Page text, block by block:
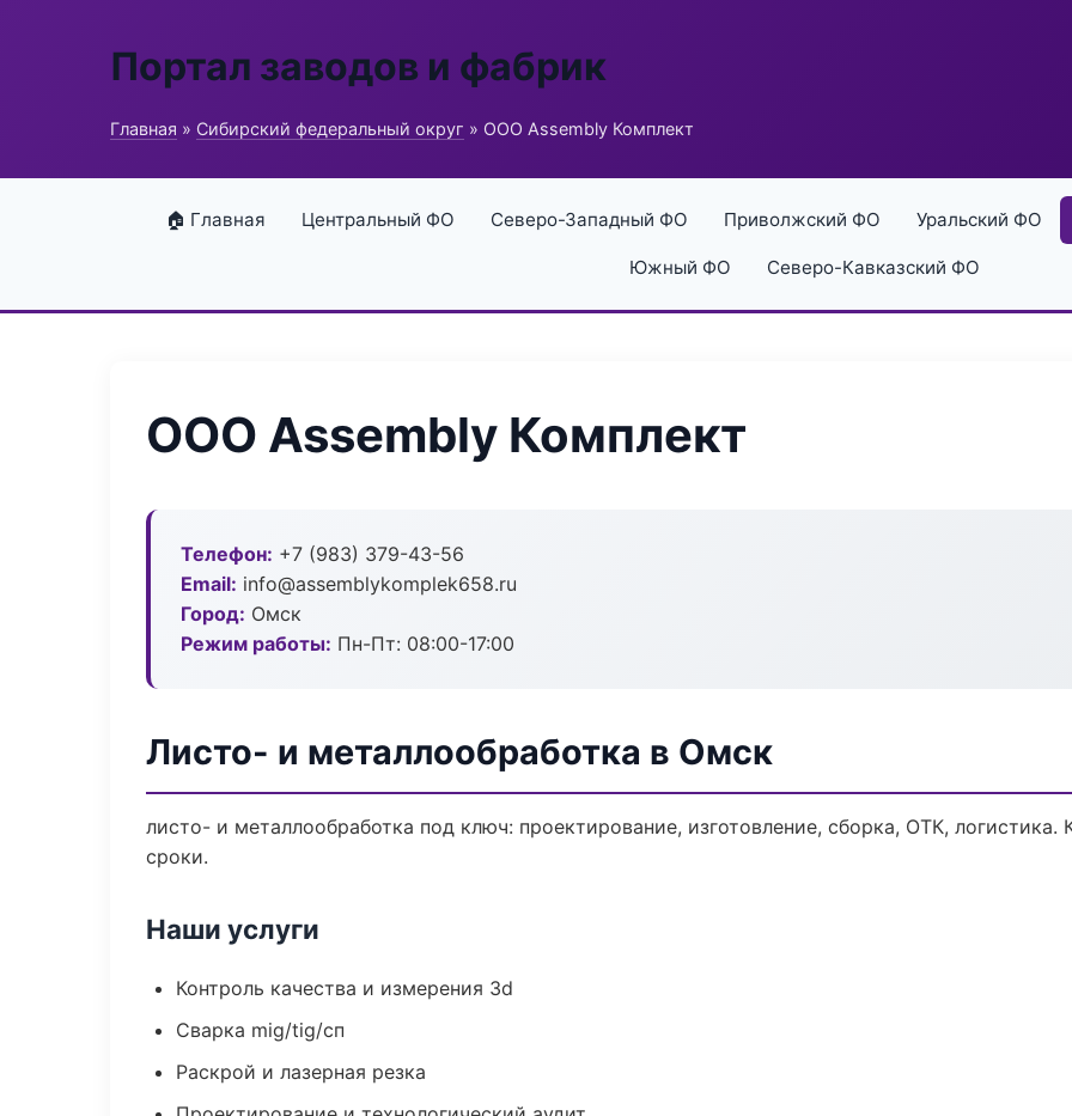
Портал заводов и фабрик
Главная » Сибирский федеральный округ » ООО Assembly Комплект
🏠 Главная Центральный ФО Северо-Западный ФО Приволжский ФО Уральский ФО
Южный ФО Северо-Кавказский ФО
ООО Assembly Комплект
Телефон: +7 (983) 379-43-56
Email: info@assemblykomplek658.ru
Город: Омск
Режим работы: Пн-Пт: 08:00-17:00
Листо- и металлообработка в Омск
листо- и металлообработка под ключ: проектирование, изготовление, сборка, ОТК,
сроки.
Наши услуги
Контроль качества и измерения 3d
Сварка mig/tig/сп
Раскрой и лазерная резка